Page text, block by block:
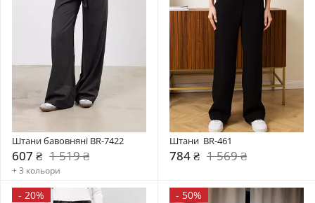
Штани бавовняні BR-7422
607 ₴ 1 519 ₴
+ 3 кольори
Штани  BR-461
784 ₴ 1 569 ₴
- 20% - 50%